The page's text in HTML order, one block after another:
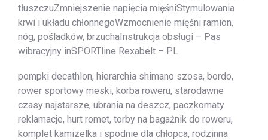
tłuszczuZmniejszenie napięcia mięśniStymulowania
krwi i układu chłonnegoWzmocnienie mięśni ramion,
nóg, pośladków, brzuchaInstrukcja obsługi – Pas
wibracyjny inSPORTline Rexabelt – PL
pompki decathlon, hierarchia shimano szosa, bordo,
rower sportowy meski, korba roweru, starodawne
czasy najstarsze, ubrania na deszcz, paczkomaty
reklamacje, hurt romet, torby na bagażnik do roweru,
komplet kamizelka i spodnie dla chłopca, rodzinna